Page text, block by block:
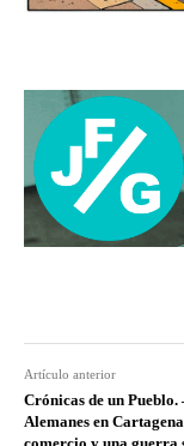
Artículo anterior
Crónicas de un Pueblo.
Alemanes en